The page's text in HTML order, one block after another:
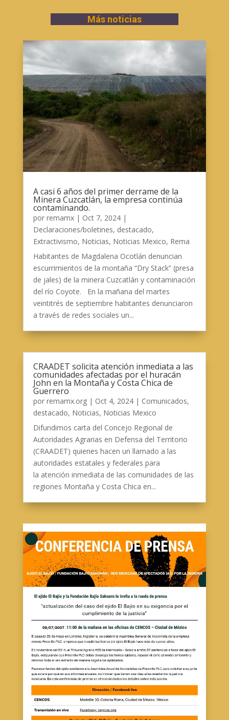
Más noticias
A casi 6 años del primer derrame de la
Minera Cuzcatlán, la empresa continúa
contaminando.
por remamx| Oct 7, 2024|
Declaraciones/boletines, destacado,
Extractivismo, Noticias, Noticias Mexico, Rema
Habitantes de Magdalena Ocotlán denuncian
escurrimientos de la montaña “Dry Stack” (presa
de jales) de la minera Cuzcatlán y contaminación
del río Coyote. En la mañana del martes
veintitrés de septiembre habitantes denunciaron
a través de redes sociales un...
CRAADET solicita atención inmediata a las
comunidades afectadas por el huracán
John en la Montaña y Costa Chica de
Guerrero
por remamx.org| Oct 4, 2024| Comunicados,
destacado, Noticias, Noticias Mexico
Difundimos carta del Concejo Regional de
Autoridades Agrarias en Defensa del Territorio
(CRAADET) quienes hacen un llamado a las
autoridades estatales y federales para
la atención inmediata de las comunidades de las
regiones Montaña y Costa Chica en...